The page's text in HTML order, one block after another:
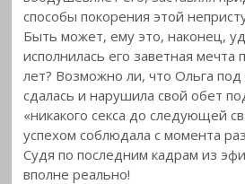
способы покорения этой
Быть может, ему это, наконец,
исполнилась его заветная мечта
лет? Возможно ли, что Ольга под
сдалась и нарушила свой обет
«никакого секса до следующей
успехом соблюдала с момента
Судя по последним кадрам из
вполне реально!